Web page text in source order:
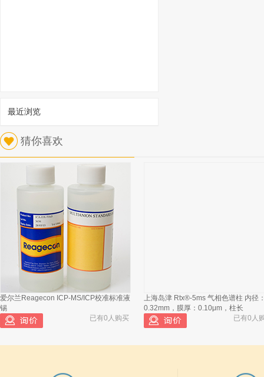
海安华达 HGWX-2008高温高压原油物性
分析仪 LRS-75-24电源
已有605人浏览
2
海安华达 HGWX-2008高温高压原油物
最近浏览
猜你喜欢
爱尔兰Reagecon ICP-MS/ICP校准标准液
锡
已有0人购买
上海岛津 Rtx®-5ms 气相色谱柱 内径
0.32mm，膜厚：0.10μm，柱长
已有0人